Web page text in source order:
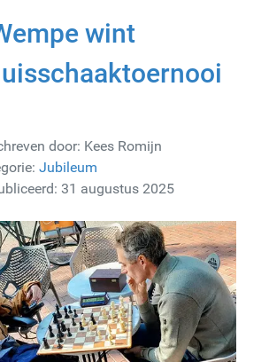
wint
door: Kees Romijn
Jubileum
31 augustus 2025